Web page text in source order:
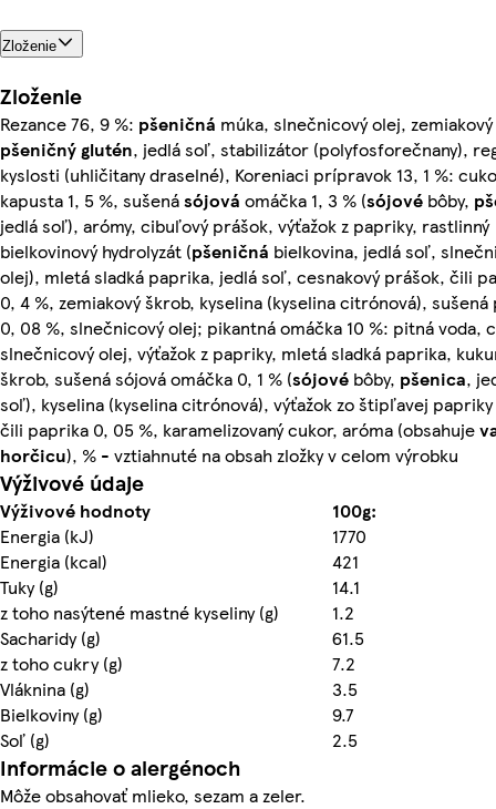
Zloženie
Zloženie
Rezance 76, 9 %: pšeničná múka, slnečnicový olej,
pšeničnýglutén, jedlá soľ, stabilizátor (polyfosforečnany),
kyslosti (uhličitany draselné), Koreniaci prípravok 13, 1 %:
kapusta 1, 5 %, sušenásójová omáčka 1, 3 % (sójové bôby,
jedlá soľ), arómy, cibuľový prášok, výťažok z papriky, rastlinný
bielkovinový hydrolyzát (pšeničná bielkovina, jedlá soľ,
olej), mletá sladká paprika, jedlá soľ, cesnakový prášok, čili
0, 4 %, zemiakový škrob, kyselina (kyselina citrónová), sušená
0, 08 %, slnečnicový olej; pikantná omáčka 10 %: pitná voda,
slnečnicový olej, výťažok z papriky, mletá sladká paprika,
škrob, sušená sójová omáčka 0, 1 % (sójové bôby, pšenica,
soľ), kyselina (kyselina citrónová), výťažok zo štipľavej papriky
čili paprika 0, 05 %, karamelizovaný cukor, aróma (obsahuje
horčicu), % - vztiahnuté na obsah zložky v celom výrobku
Výživové údaje
Výživové hodnoty
100g:
Energia (kJ)
1770
Energia (kcal)
421
Tuky (g)
14.1
z toho nasýtené mastné kyseliny (g)
1.2
Sacharidy (g)
61.5
z toho cukry (g)
7.2
Vláknina (g)
3.5
Bielkoviny (g)
9.7
Soľ (g)
2.5
Informácie o alergénoch
Môže obsahovať mlieko, sezam a zeler.